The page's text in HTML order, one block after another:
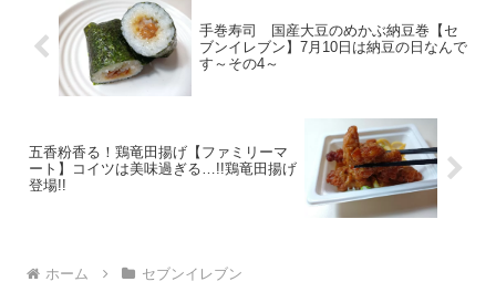
手巻寿司 国産大豆のめかぶ納豆巻【セ
ブンイレブン】7月10日は納豆の日なんで
す～その4～
五香粉香る！鶏竜田揚げ【ファミリーマ
ート】コイツは美味過ぎる…!!鶏竜田揚げ
登場!!
ホーム セブンイレブン